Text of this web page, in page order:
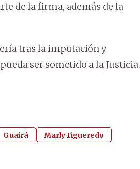
de la firma, además de la
tras la imputación y
ser sometido a la Justicia.
Guairá Marly Figueredo